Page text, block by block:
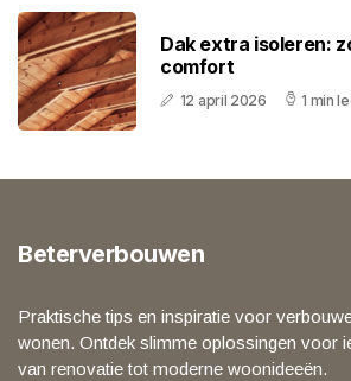
Dak extra isoleren:
comfort
12 april 2026 1 min
Beterverbouwen
Praktische tips en inspiratie voor
wonen. Ontdek slimme oplossingen voor
van renovatie tot moderne woonideeën.